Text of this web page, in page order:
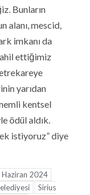
Bunların
alanı, mescid,
imkanı da
ettiğimiz
yarıdan
kentsel
ödül aldık.
istiyoruz” diye
Haziran 2024
Sirius